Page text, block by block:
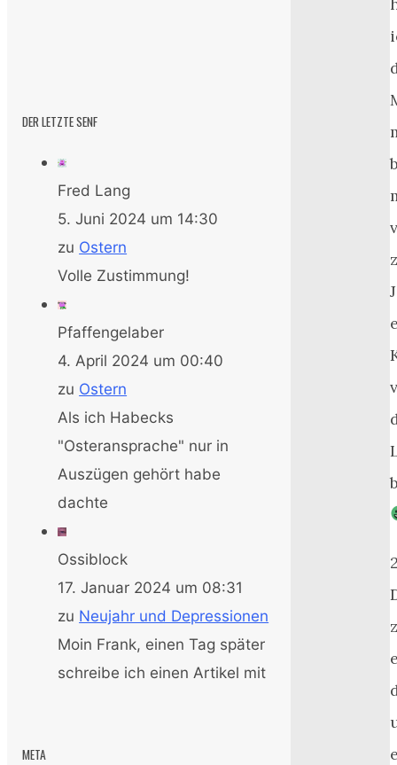
DER LETZTE SENF
Fred Lang
5. Juni 2024 um 14:30
zu Ostern
Volle Zustimmung!
Pfaffengelaber
4. April 2024 um 00:40
zu Ostern
Als ich Habecks
"Osteransprache" nur in
Auszügen gehört habe
dachte
Ossiblock
17. Januar 2024 um 08:31
zu Neujahr und Depressionen
Moin Frank, einen Tag später
schreibe ich einen Artikel mit
META